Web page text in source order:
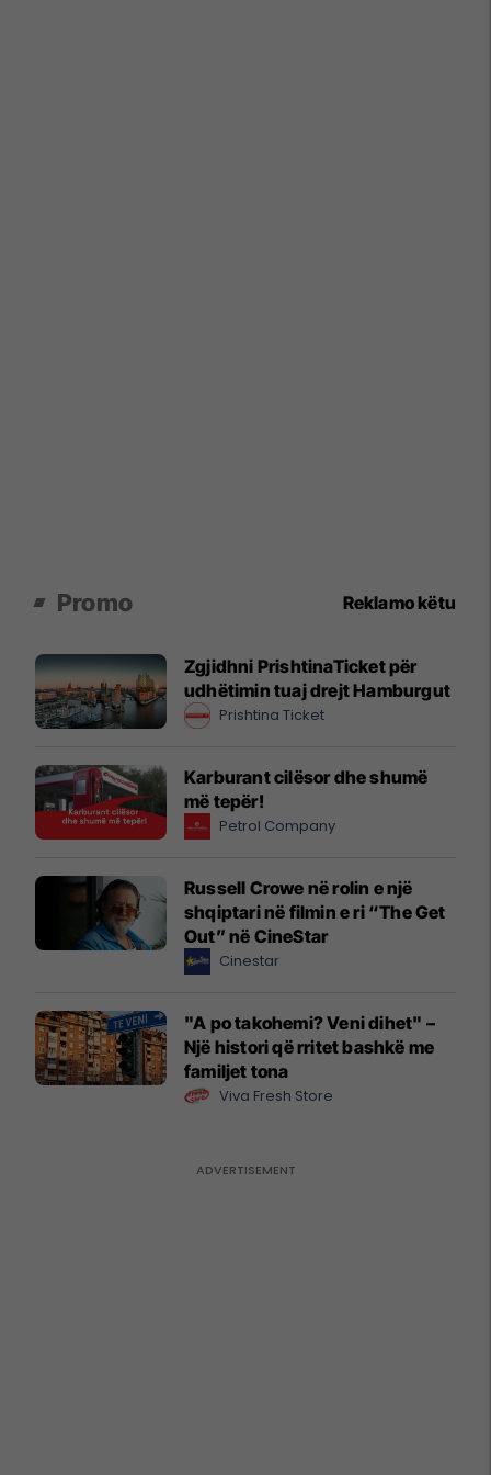
Promo Reklamo këtu
Zgjidhni PrishtinaTicket për
udhëtimin tuaj drejt Hamburgut
Prishtina Ticket
Karburant cilësor dhe shumë
më tepër!
Petrol Company
Russell Crowe në rolin e një
shqiptari në filmin e ri “The Get
Out” në CineStar
Cinestar
"A po takohemi? Veni dihet" –
Një histori që rritet bashkë me
familjet tona
Viva Fresh Store